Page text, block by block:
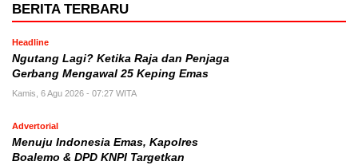
BERITA TERBARU
Headline
Ngutang Lagi? Ketika Raja dan Penjaga
Gerbang Mengawal 25 Keping Emas
Kamis, 6 Agu 2026 - 07:27 WITA
Advertorial
Menuju Indonesia Emas, Kapolres
Boalemo & DPD KNPI Targetkan